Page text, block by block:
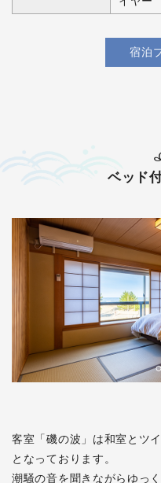
宿泊
ベッド
客室「磯の波」は和室とツ
となっております。
潮騒の音を聞きながらゆっ